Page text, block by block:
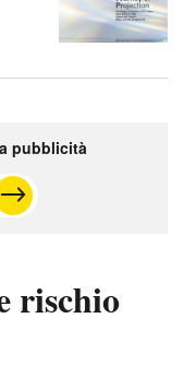
pubblicità
rischio